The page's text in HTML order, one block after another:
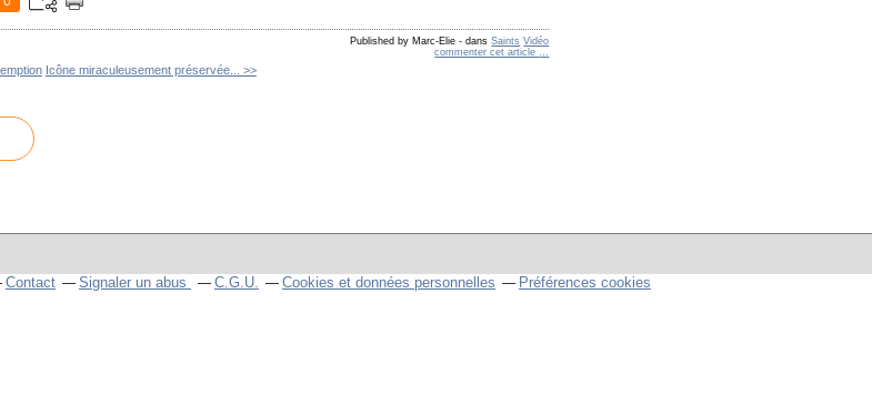
Published by Marc-Elie - dansSaints Vidéo
commenter cet article
Icône miraculeusement préservée... >>
Contact Signaler un abus C.G.U. Cookies et données personnelles Préférences cookies